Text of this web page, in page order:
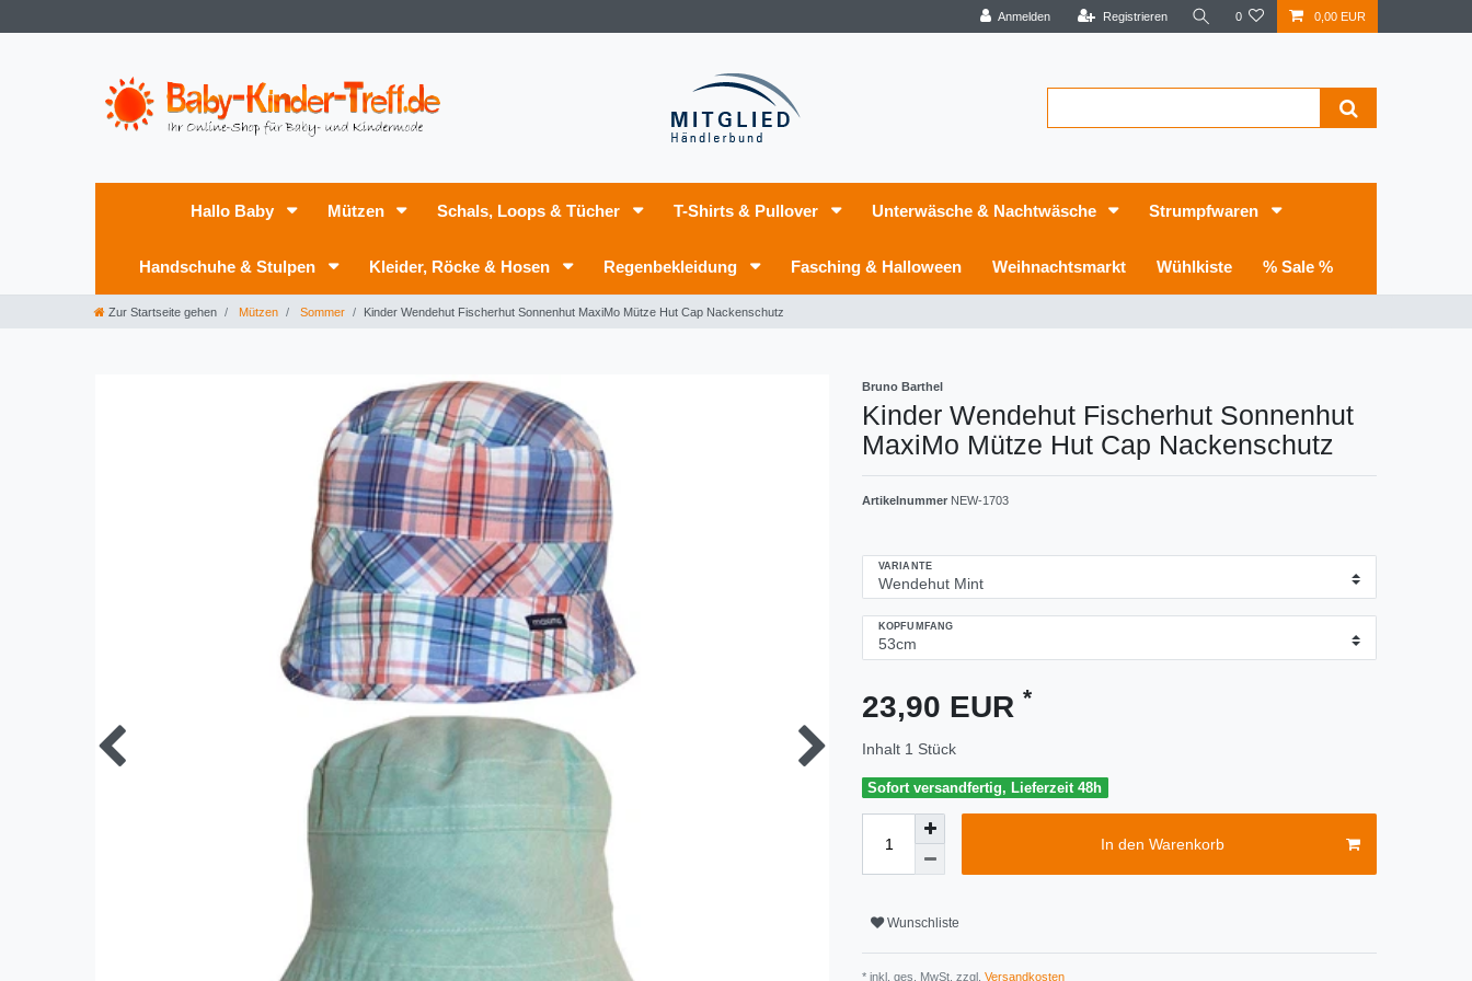
Anmelden Registrieren 0 0,00 EUR
Hallo Baby Mützen Schals, Loops & Tücher T-Shirts & Pullover Unterwäsche & Nachtwäsche Strumpfwaren
Handschuhe & Stulpen Kleider, Röcke & Hosen Regenbekleidung Fasching & Halloween Weihnachtsmarkt Wühlkiste % Sale %
Zur Startseite gehen Mützen Sommer Kinder Wendehut Fischerhut Sonnenhut MaxiMo Mütze Hut Cap Nackenschutz
Bruno Barthel
Kinder Wendehut Fischerhut Sonnenhut
MaxiMo Mütze Hut Cap Nackenschutz
Artikelnummer NEW-1703
VARIANTE
KOPFUMFANG
23,90 EUR *
Inhalt 1 Stück
Sofort versandfertig, Lieferzeit 48h
In den Warenkorb
Wunschliste
* inkl. ges. MwSt. zzgl. Versandkosten